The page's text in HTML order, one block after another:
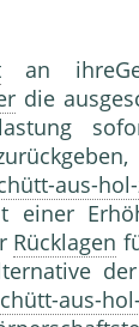
an
die
aus-
einer
Rücklagen
aus-